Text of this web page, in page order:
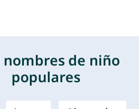
nombres de niño
populares